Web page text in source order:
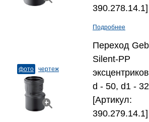
390.278.14.1]
Подробнее
фото чертеж
Переход
Silent-PP
d - 50, d1 - 32
[Артикул:
390.279.14.1]